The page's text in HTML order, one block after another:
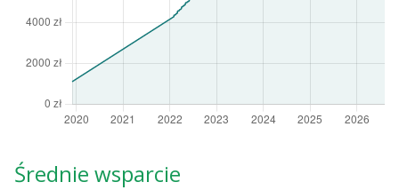
Średnie wsparcie